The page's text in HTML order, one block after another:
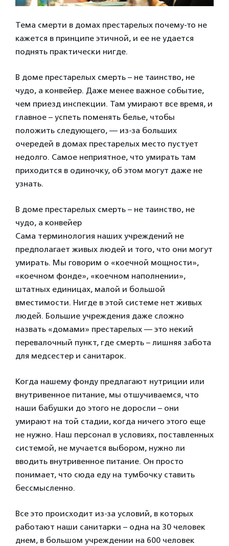
Тема смерти в домах престарелых почему-то не
кажется в принципе этичной, и ее не удается
поднять практически нигде.
В доме престарелых смерть – не таинство, не
чудо, а конвейер. Даже менее важное событие,
чем приезд инспекции. Там умирают все время, и
главное – успеть поменять белье, чтобы
положить следующего, — из-за больших
очередей в домах престарелых место пустует
недолго. Самое неприятное, что умирать там
приходится в одиночку, об этом могут даже не
узнать.
В доме престарелых смерть – не таинство, не
чудо, а конвейер
Сама терминология наших учреждений не
предполагает живых людей и того, что они могут
умирать. Мы говорим о «коечной мощности»,
«коечном фонде», «коечном наполнении»,
штатных единицах, малой и большой
вместимости. Нигде в этой системе нет живых
людей. Большие учреждения даже сложно
назвать «домами» престарелых — это некий
перевалочный пункт, где смерть – лишняя забота
для медсестер и санитарок.
Когда нашему фонду предлагают нутриции или
внутривенное питание, мы отшучиваемся, что
наши бабушки до этого не доросли – они
умирают на той стадии, когда ничего этого еще
не нужно. Наш персонал в условиях, поставленных
системой, не мучается выбором, нужно ли
вводить внутривенное питание. Он просто
понимает, что сюда еду на тумбочку ставить
бессмысленно.
Все это происходит из-за условий, в которых
работают наши санитарки – одна на 30 человек
днем, в большом учреждении на 600 человек